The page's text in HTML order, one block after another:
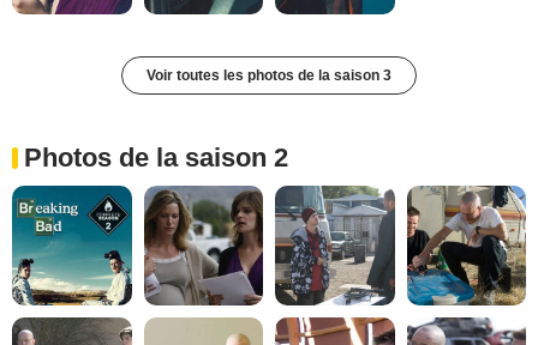
Voir toutes les photos de la saison 3
Photos de la saison 2